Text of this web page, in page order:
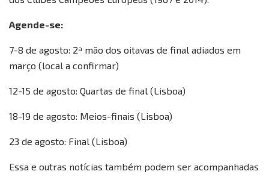
Agende-se:
7-8 de agosto: 2ª mão dos oitavas de final adiados em
março (local a confirmar)
12-15 de agosto: Quartas de final (Lisboa)
18-19 de agosto: Meios-finais (Lisboa)
23 de agosto: Final (Lisboa)
Essa e outras notícias também podem ser acompanhadas